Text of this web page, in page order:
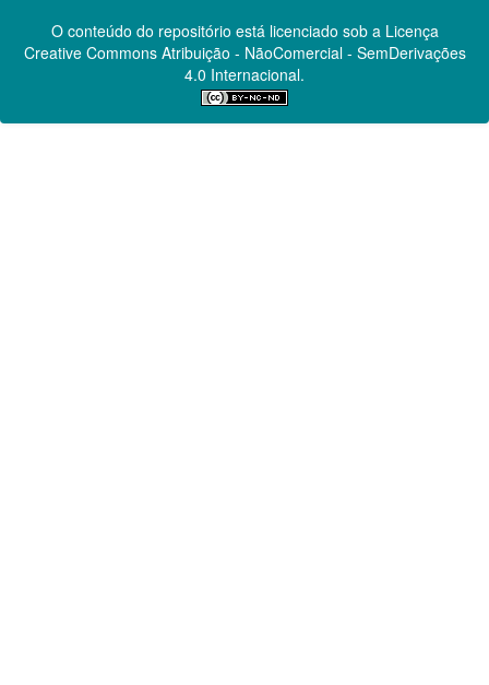
O conteúdo do repositório está licenciado sob a Licença
Creative CommonsAtribuição - NãoComercial - SemDerivações
4.0 Internacional.